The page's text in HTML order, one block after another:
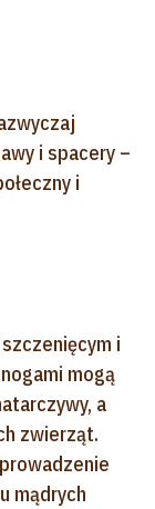
i spacery –
i
i
mogą
a
zwierząt.
mądrych